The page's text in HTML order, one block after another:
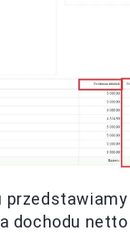
przedstawiamy
dochodu netto